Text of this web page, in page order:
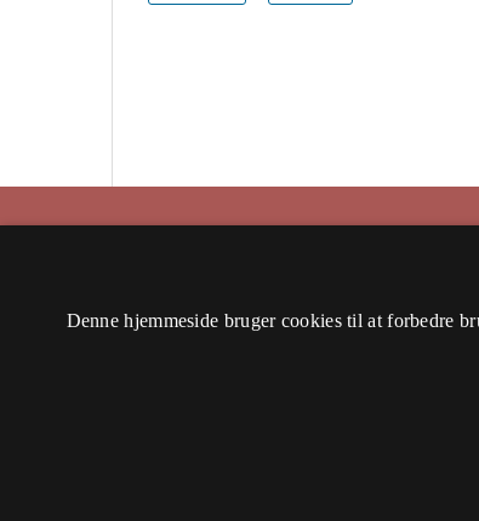
ISSN 2597-0666 (Online)
Denne hjemmeside bruger cookies til at forbedre